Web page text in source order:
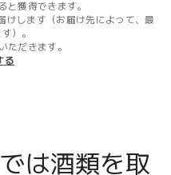
と獲得できます。
します（お届け先によって、最
）。
だきます。
る
は酒類を取